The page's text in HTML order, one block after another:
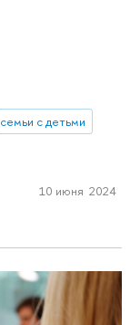
семьи с детьми
10 июня 2024